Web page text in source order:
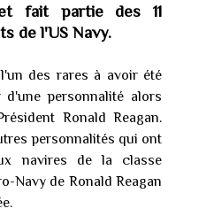
et fait partie des 11
de l'US Navy.
des rares à avoir été
d'une personnalité alors
Ronald Reagan.
personnalités qui ont
navires de la classe
Navy de Ronald Reagan